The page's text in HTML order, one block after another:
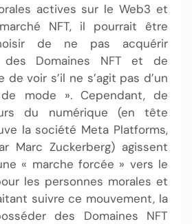
actives sur le Web3 et
NFT, il pourrait être
de ne pas acquérir
des Domaines NFT et de
voir s’il ne s’agit pas d’un
mode ». Cependant, de
du numérique (en tête
la société Meta Platforms,
Marc Zuckerberg) agissent
« marche forcée » vers le
les personnes morales et
suivre ce mouvement, la
des Domaines NFT